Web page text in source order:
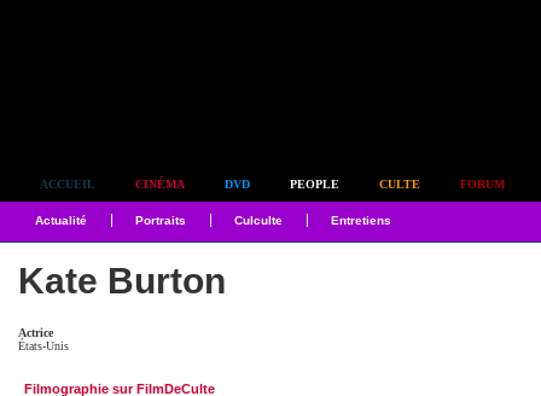
ACCUEIL CINÉMA DVD PEOPLE CULTE FORUM
Actualité Portraits Culculte Entretiens
Kate Burton
Actrice
États-Unis
Filmographie sur FilmDeCulte